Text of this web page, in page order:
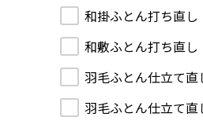
和掛ふとん打ち直し
和敷ふとん打ち直し
羽毛ふとん仕立て直
羽毛ふとん仕立て直